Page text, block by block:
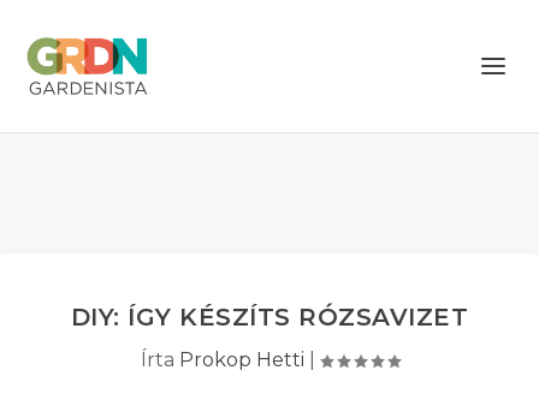
DIY: ÍGY KÉSZÍTS RÓZSAVIZET
Írta Prokop Hetti